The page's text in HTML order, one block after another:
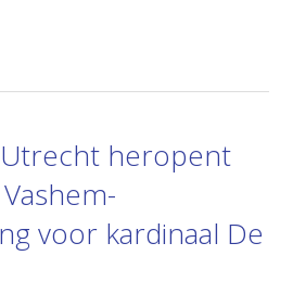
heropent
voor kardinaal De